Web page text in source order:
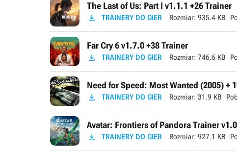
The Last of Us: Part I v1.1.1 +26 Trainer
 TRAINERY DO GIER Rozmiar: 935.4 KB
Far Cry 6 v1.7.0 +38 Trainer
 TRAINERY DO GIER Rozmiar: 746.6 KB
Need for Speed: Most Wanted (2005) +
 TRAINERY DO GIER Rozmiar: 31.9 KB
Avatar: Frontiers of Pandora Trainer
 TRAINERY DO GIER Rozmiar: 927.1 KB